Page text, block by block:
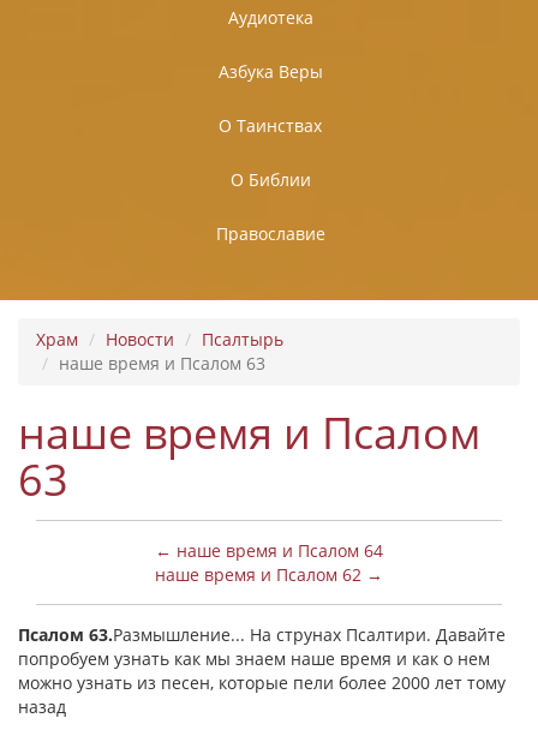
Аудиотека
Азбука Веры
О Таинствах
О Библии
Православие
Храм Новости
Псалтырь
наше время и Псалом 63
наше время и Псалом
63
← наше время и Псалом 64
наше время и Псалом 62 →
Псалом 63.Размышление... На струнах Псалтири. Давайте
попробуем узнать как мы знаем наше время и как о нем
можно узнать из песен, которые пели более 2000 лет тому
назад